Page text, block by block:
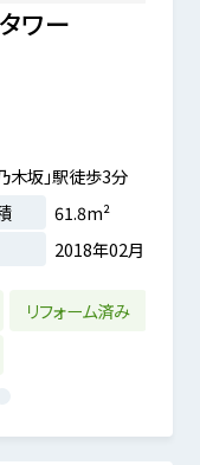
ワー
木坂」駅徒歩3分
61.8m²
2018年02月
リフォーム済み